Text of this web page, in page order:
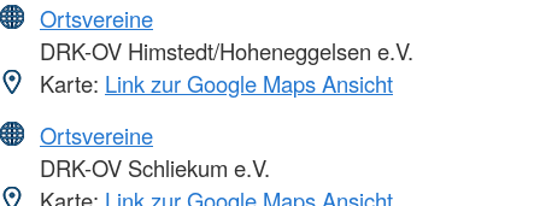
Ortsvereine
DRK-OV Himstedt/Hoheneggelsen e.V.
Karte: Link zur Google Maps Ansicht
Ortsvereine
DRK-OV Schliekum e.V.